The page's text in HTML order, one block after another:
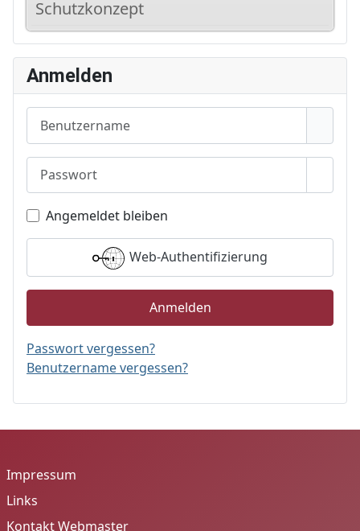
Schutzkonzept
Anmelden
Benutzername
Passwort
Angemeldet bleiben
Web-Authentifizierung
Anmelden
Passwort vergessen?
Benutzername vergessen?
Impressum
Links
Kontakt Webmaster